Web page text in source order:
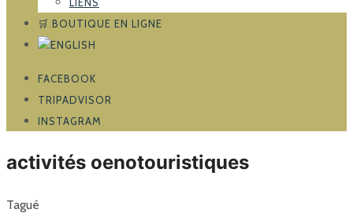
🛒 BOUTIQUE EN LIGNE
FACEBOOK
TRIPADVISOR
INSTAGRAM
activités oenotouristiques
Tagué